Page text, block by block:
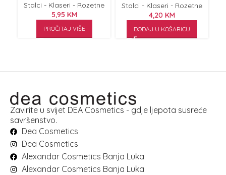
Stalci - Klaseri - Rozetne
5,95 KM
PROČITAJ VIŠE
Stalci - Klaseri - Rozetne
4,20 KM
DODAJ U KOŠARICU
Zavirite u svijet DEA Cosmetics - gdje ljepota susreće
savršenstvo.
Dea Cosmetics
Dea Cosmetics
Alexandar Cosmetics Banja Luka
Alexandar Cosmetics Banja Luka